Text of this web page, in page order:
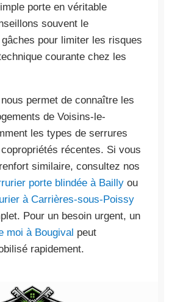
porte en véritable
souvent le
pour limiter les risques
courante chez les
permet de connaître les
de Voisins-le-
les types de serrures
récentes. Si vous
similaire, consultez nos
porte blindée à Bailly ou
à Carrières-sous-Poissy
Pour un besoin urgent, un
moi à Bougival peut
rapidement.